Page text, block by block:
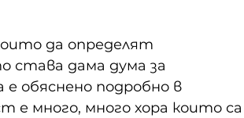
да определят
става дама дума за
обяснено подробно в
е много, много хора които са